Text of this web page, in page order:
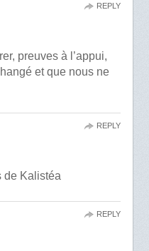
preuves à l’appui,
et que nous ne
REPLY
de Kalistéa
REPLY
REPLY